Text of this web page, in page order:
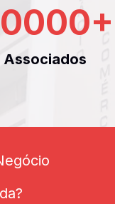
+
Associados